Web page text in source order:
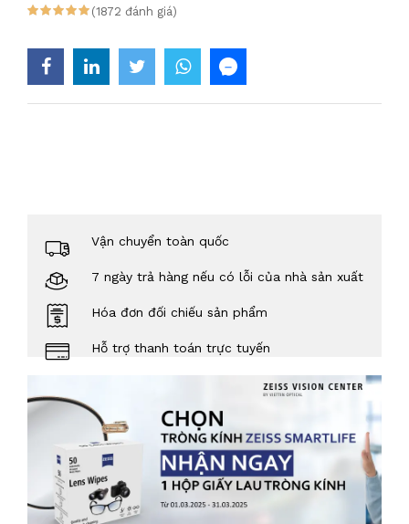
(1872 đánh giá)
Vận chuyển toàn quốc
7 ngày trả hàng nếu có lỗi của nhà sản xuất
Hóa đơn đối chiếu sản phẩm
Hỗ trợ thanh toán trực tuyến